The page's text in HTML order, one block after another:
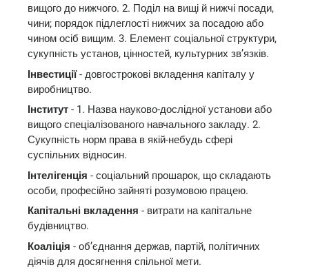
вищого до нижчого. 2. Поділ на вищі й нижчі посади,
чини; порядок підлеглості нижчих за посадою або
чином осіб вищим. 3. Елемент соціальної структури,
сукупність установ, цінностей, культурних зв’язків.
Інвестиції- довгострокові вкладення капіталу у
виробництво.
Інститут - 1. Назва науково-дослідної установи або
вищого спеціалізованого навчального закладу. 2.
Сукупність норм права в якій-небудь сфері
суспільних відносин.
Інтелігенція - соціальний прошарок, що складають
особи, професійно зайняті розумовою працею.
Капітальні вкладення - витрати на капітальне
будівництво.
Коаліція - об’єднання держав, партій, політичних
діячів для досягнення спільної мети.